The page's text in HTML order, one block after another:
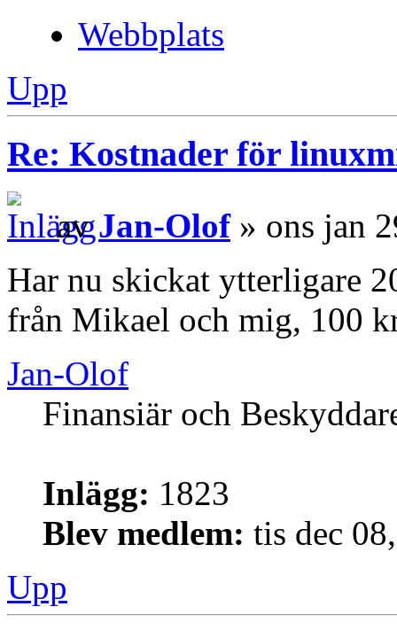
Webbplats
Upp
Re: Kostnader för
avJan-Olof» ons jan
Har nu skickat ytterligare
från Mikael och mig, 100
Jan-Olof
Finansiär och
Inlägg: 1823
Blev medlem: tis dec
Upp